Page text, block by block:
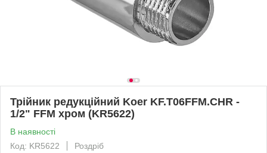
Трійник редукційний Koer KF.T06FFM.CHR -
1/2" FFМ хром (KR5622)
В наявності
Код: KR5622
Роздріб